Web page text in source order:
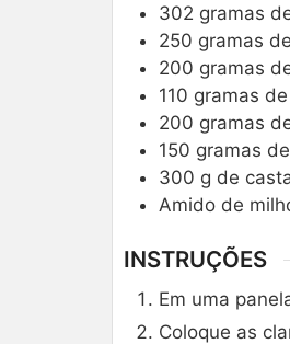
302 gramas
250 gramas
200 gramas
110 gramas
200 gramas
150 gramas
300 g de
Amido de
INSTRUÇÕES
Em uma
Coloque as